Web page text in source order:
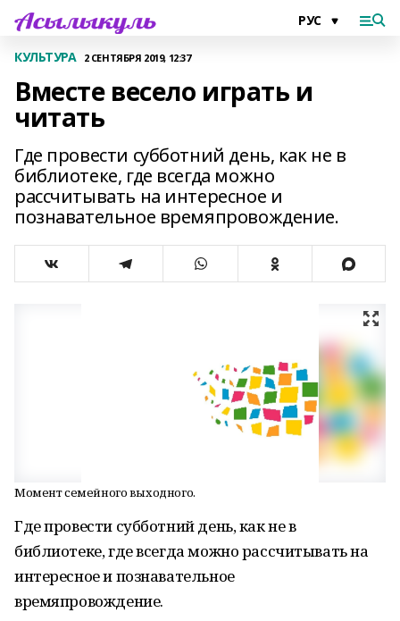
КУЛЬТУРА 2 СЕНТЯБРЯ 2019, 12:37
Вместе весело играть и
читать
Где провести субботний день, как не в
библиотеке, где всегда можно
рассчитывать на интересное и
познавательное времяпровождение.
Момент семейного выходного.
Где провести субботний день, как не в
библиотеке, где всегда можно рассчитывать на
интересное и познавательное
времяпровождение.